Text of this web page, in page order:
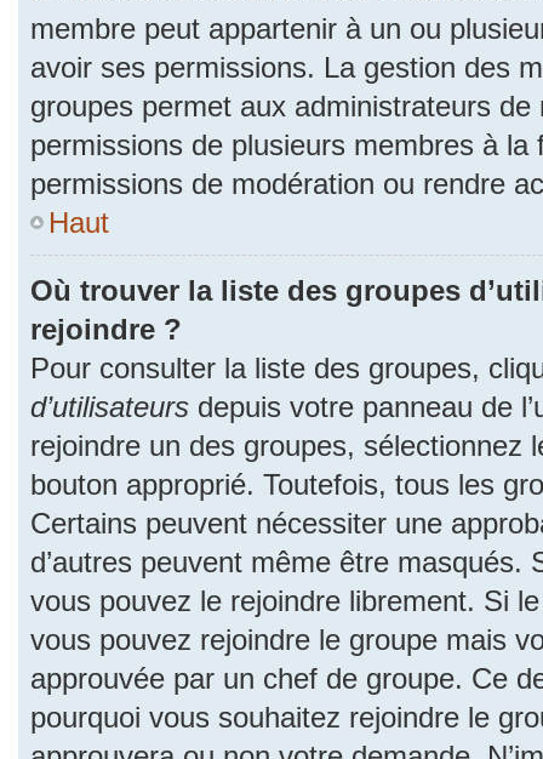
membre peut appartenir à un ou
avoir ses permissions. La gestion des
groupes permet aux administrateurs
permissions de plusieurs membres à la
permissions de modération ou rendre
Haut
Où trouver la liste des groupes
rejoindre ?
Pour consulter la liste des groupes,
d’utilisateurs depuis votre panneau de
rejoindre un des groupes, sélectionnez
bouton approprié. Toutefois, tous les
Certains peuvent nécessiter une
d’autres peuvent même être
vous pouvez le rejoindre librement. Si
vous pouvez rejoindre le groupe mais
approuvée par un chef de groupe. Ce
pourquoi vous souhaitez rejoindre le